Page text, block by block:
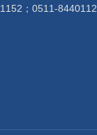
；0511-